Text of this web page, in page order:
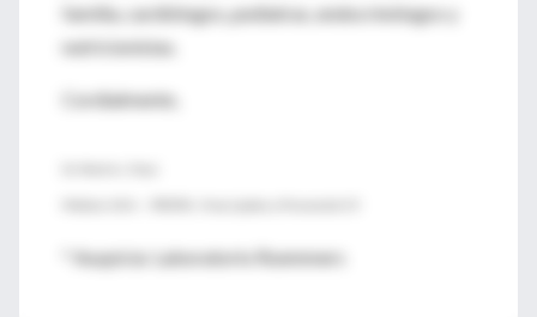
familia, cardiólogos, pediatras, endocrinólogos y
nutricionistas.
Cordialmente,
* Auspicia: Laboratorio Roemmers